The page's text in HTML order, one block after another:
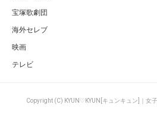
宝塚歌劇団
海外セレブ
映画
テレビ
Copyright (C) KYUN♡KYUN[キュンキュン]｜女